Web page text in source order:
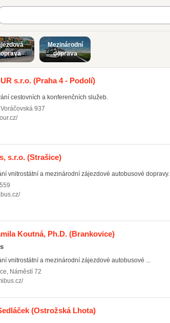
Mezinárodní
doprava
s.r.o. (Praha 4 - Podolí)
cestovních a konferenčních služeb.
Voráčovská 937
s.r.o. (Strašice)
vnitrostátní a mezinárodní zájezdové autobusové dopravy.
559
Koutná, Ph.D. (Brankovice)
vnitrostátní a mezinárodní zájezdové autobusové ...
, Náměstí 72
(Ostrožská Lhota)